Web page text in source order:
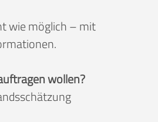
wie möglich – mit
wollen?